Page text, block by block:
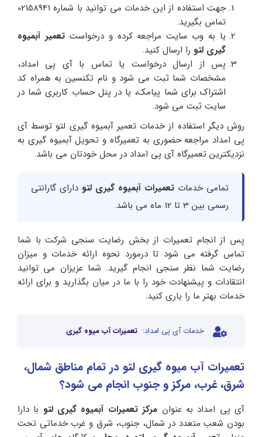
جهت استفاده از این خدمات می توانید با شماره 02158941
تماس بگیرید.
یا به وب سایت مراجعه کرده و درخواستتعمیر آبمیوه
گیری لتو را ارسال کنید.
پس از ارسال درخواست یا تماس با آی پی امداد،
مشخصات شما ثبت می شود و نام تکنسین به همراه کد
اشتراک برای شما پیامک، یا در پنل حساب کاربری شما در
سایت ثبت می شود.
روش دیگر استفاده از خدمات تعمیر آبمیوه گیری لتو توسط آی
پی امداد مراجعه حضوری به تعمیرگاه و تحویل آبمیوه گیری به
نزدیکترین تعمیرگاه آی پی امداد در محل خودتان می باشد.
تمامی خدمات تعمیرات آبمیوه گیری لتو دارای گارانتی
رسمی بین 3 تا 12 ماه می باشد.
پس از انجام تعمیرات از بخش رضایت سنجی شرکت با شما
تماس گرفته می شود تا درمورد نحوه ارائه خدمات و میزان
رضایت شما نظر سنجی انجام گیرید. شما عزیزان می توانید
انتقادات و پیشنهادت خود را با ما در میان بگذارید و برای ارائه
خدمات بهتر ما را یاری کنید.
خدمات آی پی امداد: تعمیرات آب میوه گیری
تعمیرات آب میوه گیری لتو در تمام مناطق شمال،
شرق، غرب، مرکز و جنوب انجام می شود؟
آی پی امداد به عنوان مرکز تعمیرات آبمیوه گیری لتو با دارا
بودن شعب متعدد در شمال، جنوب، شرق و غرب خدماتی تحت